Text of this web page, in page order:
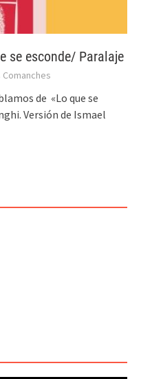
se esconde/ Paralaje
de «Lo que se
Versión de Ismael